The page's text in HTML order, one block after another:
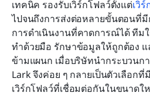
เทคนิค รองรับเวิร์กโฟลว์ตั้งแต่เวิ
ไปจนถึงการส่งต่อหลายขั้นตอนที่มี
การดำเนินงานที่คาดการณ์ได้ ทีม
ทำด้วยมือ รักษาข้อมูลให้ถูกต้อง แ
ข้ามแผนก เมื่อบริษัทนำกระบวนก
Lark จึงค่อย ๆ กลายเป็นตัวเลือก
เวิร์กโฟลว์ที่เชื่อมต่อกันในขนาดใ